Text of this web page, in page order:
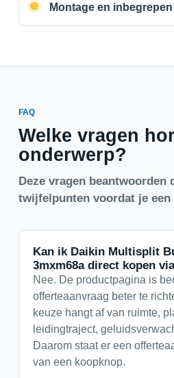
Montage en inbegrepen
FAQ
Welke vragen
onderwerp?
Deze vragen beantwoorden
twijfelpunten voordat je een
Kan ik Daikin Multisplit
3mxm68a direct kopen
Nee. De productpagina is
offerteaanvraag beter te
keuze hangt af van ruimte,
leidingtraject,
Daarom staat er een
van een koopknop.